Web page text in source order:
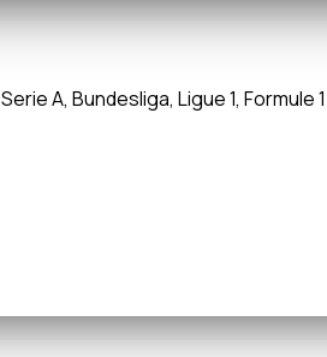
A, Bundesliga, Ligue 1,